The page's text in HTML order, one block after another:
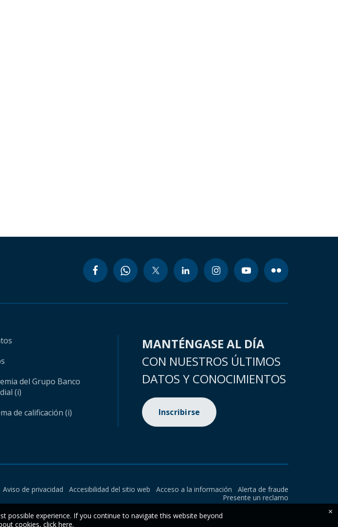
del Grupo Banco
(i)
de calificación (i)
MANTÉNGASE AL DÍA
CON NUESTROS ÚLTIMOS
DATOS Y CONOCIMIENTOS
Inscribirse
Aviso de privacidad Accesibilidad del sitio web Acceso a la información
Alerta de fraude
Presente un reclamo
possible experience. If you continue to navigate this website beyond
cookies, click here.
×